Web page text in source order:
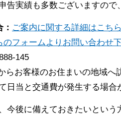
告実績も多数ございますので
ご案内に関する詳細はこちら
のフォームよりお問い合わせ下
145
らお客様のお住まいの地域へ
日当と交通費が発生する場
今後に備えておきたいという